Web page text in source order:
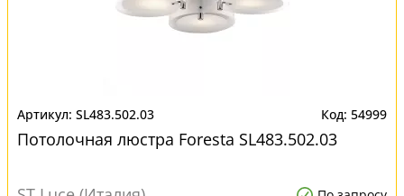
SL483.502.03 54999
Потолочная люстра Foresta SL483.502.03